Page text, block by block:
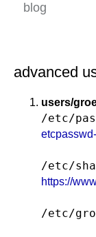
blog
advanced
users/
/etc/
/etc/
https://
/etc/